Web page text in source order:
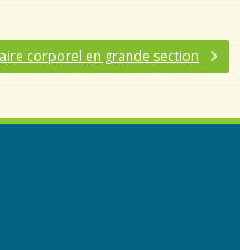
corporel en grande section